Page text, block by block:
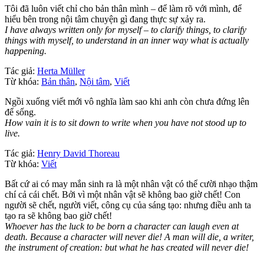
Tôi đã luôn viết chỉ cho bản thân mình – để làm rõ với mình, để
hiểu bên trong nội tâm chuyện gì đang thực sự xảy ra.
I have always written only for myself – to clarify things, to clarify
things with myself, to understand in an inner way what is actually
happening.
Tác giả: Herta Müller
Từ khóa: Bản thân, Nội tâm, Viết
Ngồi xuống viết mới vô nghĩa làm sao khi anh còn chưa đứng lên
để sống.
How vain it is to sit down to write when you have not stood up to
live.
Tác giả: Henry David Thoreau
Từ khóa: Viết
Bất cứ ai có may mắn sinh ra là một nhân vật có thể cười nhạo thậm
chí cả cái chết. Bởi vì một nhân vật sẽ không bao giờ chết! Con
người sẽ chết, người viết, công cụ của sáng tạo: nhưng điều anh ta
tạo ra sẽ không bao giờ chết!
Whoever has the luck to be born a character can laugh even at
death. Because a character will never die! A man will die, a writer,
the instrument of creation: but what he has created will never die!